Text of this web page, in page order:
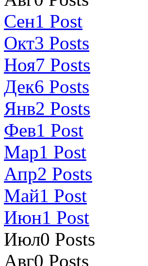
Сен1 Post
Окт3 Posts
Ноя7 Posts
Дек6 Posts
Янв2 Posts
Фев1 Post
Мар1 Post
Апр2 Posts
Май1 Post
Июн1 Post
Июл0 Posts
Авг0 Posts